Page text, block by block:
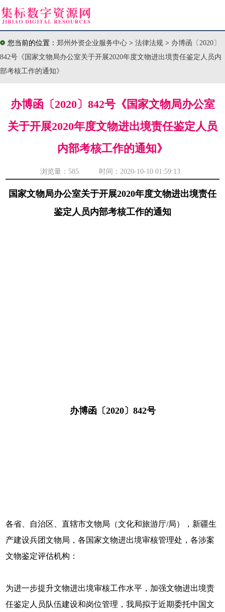
您当前的位置： 郑州外资企业服务中心 > 法律法规 > 办博函〔2020〕
842号《国家文物局办公室关于开展2020年度文物进出境责任鉴定人员内
部考核工作的通知》
办博函〔2020〕842号《国家文物局办公室
关于开展2020年度文物进出境责任鉴定人员
内部考核工作的通知》
浏览量： 585 时间：2020-10-10 01:59:13
国家文物局办公室关于开展2020年度文物进出境责任
鉴定人员内部考核工作的通知
办博函〔2020〕842号
各省、自治区、直辖市文物局（文化和旅游厅/局），新疆生
产建设兵团文物局，各国家文物进出境审核管理处，各涉案
文物鉴定评估机构：
为进一步提升文物进出境审核工作水平，加强文物进出境责
任鉴定人员队伍建设和岗位管理，我局拟于近期委托中国文